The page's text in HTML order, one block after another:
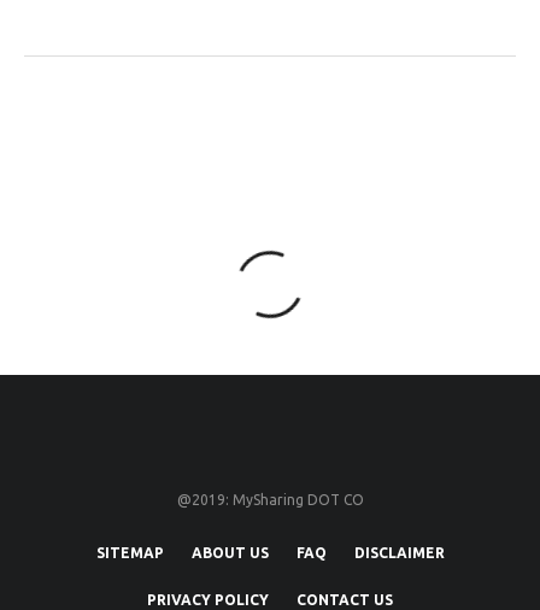
@2019: MySharing DOT CO
SITEMAP ABOUT US FAQ DISCLAIMER
PRIVACY POLICY CONTACT US